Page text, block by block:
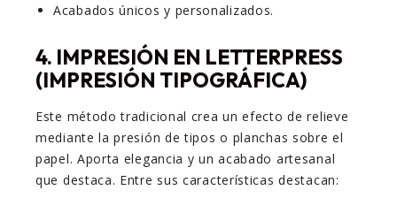
Acabados únicos y personalizados.
4. IMPRESIÓN EN LETTERPRESS
(IMPRESIÓN TIPOGRÁFICA)
Este método tradicional crea un efecto de relieve
mediante la presión de tipos o planchas sobre el
papel. Aporta elegancia y un acabado artesanal
que destaca. Entre sus características destacan: